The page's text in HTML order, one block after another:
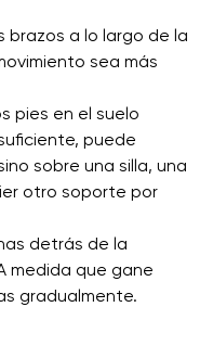
brazos a lo largo de la
sea más
pies en el suelo
puede
sobre una silla, una
otro soporte por
detrás de la
medida que gane
gradualmente.